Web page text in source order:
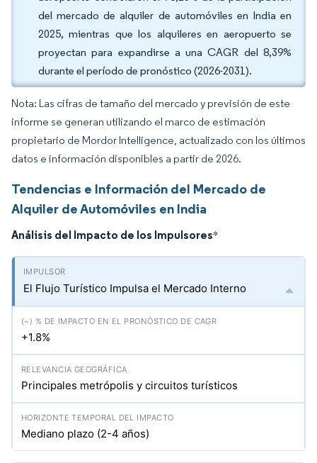
del mercado de alquiler de automóviles en India en
2025, mientras que los alquileres en aeropuerto se
proyectan para expandirse a una CAGR del 8,39%
durante el período de pronóstico (2026-2031).
Nota: Las cifras de tamaño del mercado y previsión de este
informe se generan utilizando el marco de estimación
propietario de Mordor Intelligence, actualizado con los últimos
datos e información disponibles a partir de 2026.
Tendencias e Información del Mercado de
Alquiler de Automóviles en India
Análisis del Impacto de los Impulsores*
El Flujo Turístico Impulsa el Mercado Interno
+1.8%
Principales metrópolis y circuitos turísticos
Mediano plazo (2-4 años)